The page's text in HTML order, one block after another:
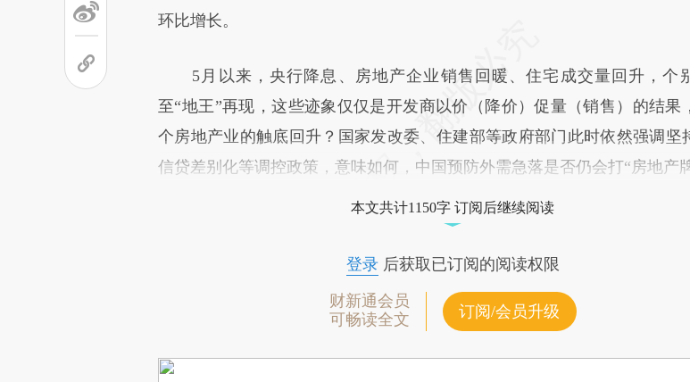
环比增长。
5月以来，央行降息、房地产企业销售回暖、住宅成交量回升，个
至“地王”再现，这些迹象仅仅是开发商以价（降价）促量（销售）的结果
个房地产业的触底回升？国家发改委、住建部等政府部门此时依然强调坚
信贷差别化等调控政策，意味如何，中国预防外需急落是否仍会打“房地产
本文共计1150字 订阅后继续阅读
登录后获取已订阅的阅读权限
财新通会员
可畅读全文
订阅/会员升级